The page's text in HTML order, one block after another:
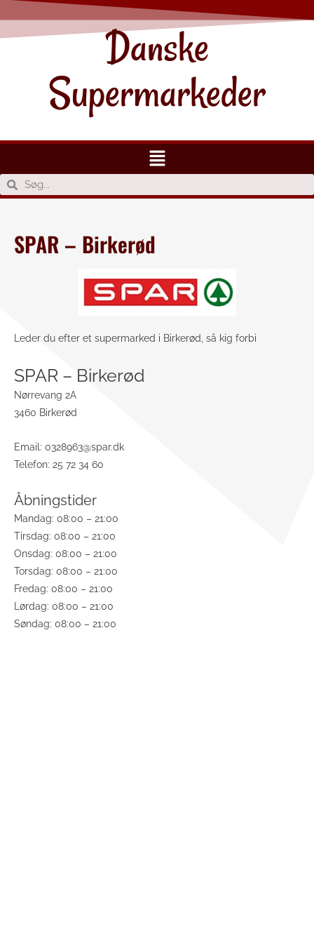
Danske
Supermarkeder
SPAR – Birkerød
Leder du efter et supermarked i Birkerød, så kig forbi
SPAR – Birkerød
Nørrevang 2A
3460 Birkerød
Email: 0328963@spar.dk
Telefon: 25 72 34 60
Åbningstider
Mandag: 08:00 – 21:00
Tirsdag: 08:00 – 21:00
Onsdag: 08:00 – 21:00
Torsdag: 08:00 – 21:00
Fredag: 08:00 – 21:00
Lørdag: 08:00 – 21:00
Søndag: 08:00 – 21:00